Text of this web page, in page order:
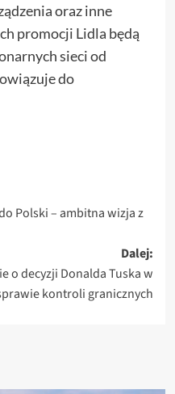
oraz inne
promocji Lidla będą
sieci od
do
Polski – ambitna wizja z
Dalej:
o decyzji Donalda Tuska w
kontroli granicznych